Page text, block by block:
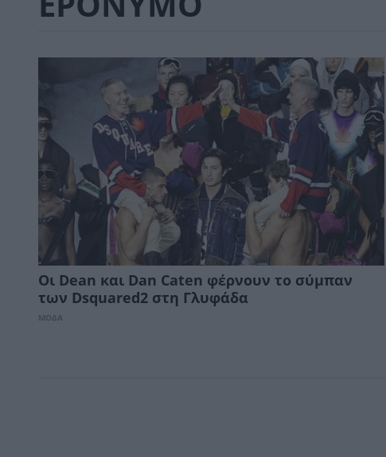
Οι Dean και Dan Caten φέρνουν το σύμπαν
των Dsquared2 στη Γλυφάδα
ΜΟΔΑ